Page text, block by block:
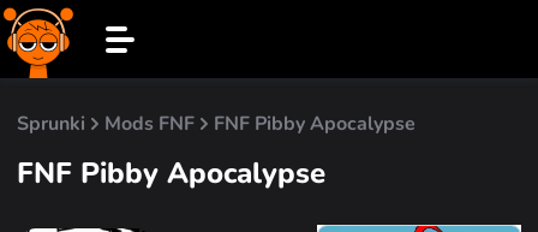
Sprunki Mods FNF FNF Pibby Apocalypse
FNF Pibby Apocalypse